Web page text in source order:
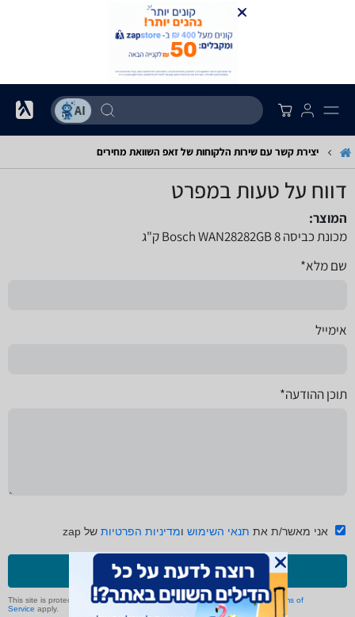
יצירת קשר עם שירות הלקוחות של זאפ השוואת מחירים
דווח על טעות במפרט
המוצר:
מכונת כביסה Bosch WAN28282GB 8 ק"ג
שם מלא*
אימייל
תוכן ההודעה*
אני מאשר/ת את תנאי השימוש ומדיניות הפרטיות של zap
שליחה
This site is protected by reCAPTCHA and the GooglePrivacy Policyand Terms of
Service apply.